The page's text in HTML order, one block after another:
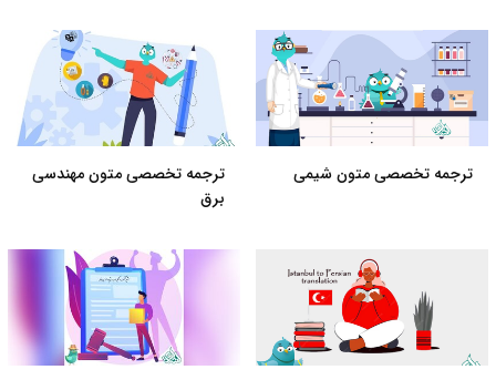
ترجمه تخصصی متون شیمی
ترجمه تخصصی متون مهندسی
برق